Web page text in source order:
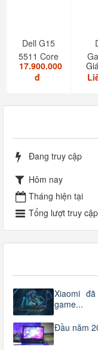
Dell G15
5511 Core
i7 11850H
RAM
17.900.000
đ
Đang truy cập
Hôm nay
Tháng hiện tại
Tổng lượt truy cập
Xiaomi
game...
Đầu năm